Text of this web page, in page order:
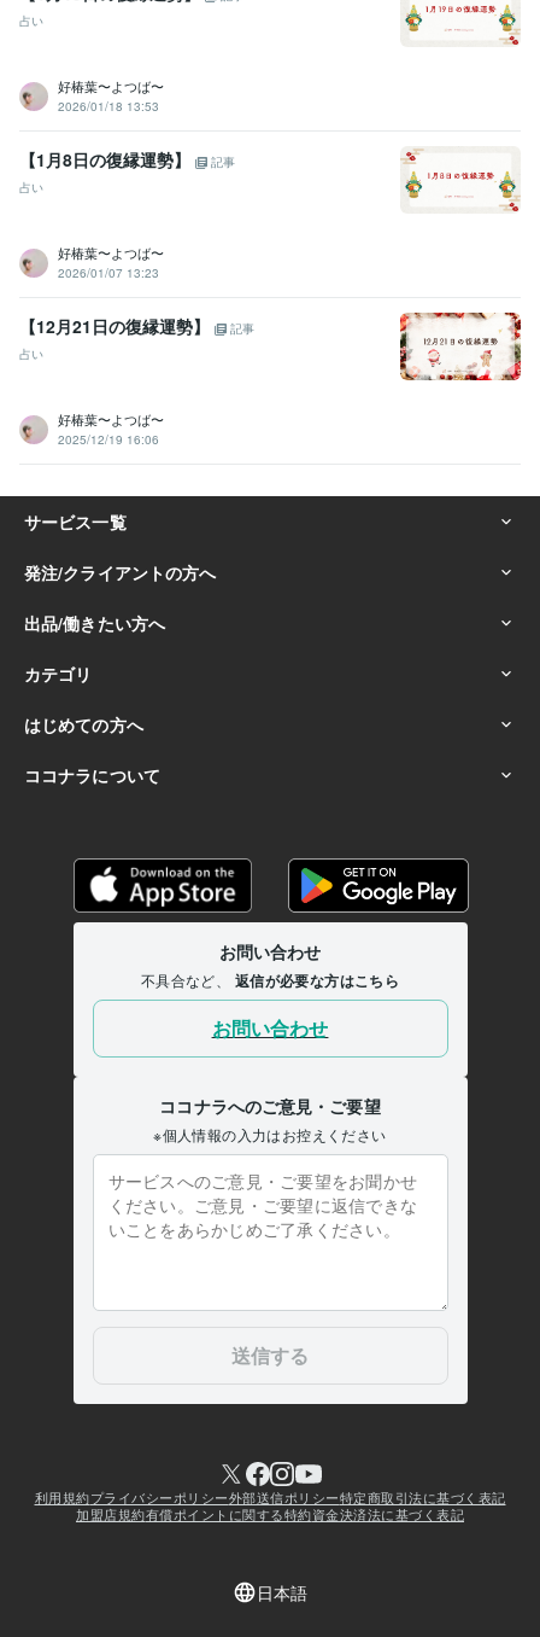
ルノルマンカード占い師:9年
守護霊リーディング:9年
四柱推命:9年
青龍鑑定:9年浄化・結界:9年
人材採用:9年
得意分野
悩み相談・カウンセリング
ツインレイ鑑定 過去世・前世鑑定
学歴
某看護学校卒業 1993年3月 ~ 1997年2月
占い
好椿葉〜よつば〜
2026/01/18 13:53
【1月8日の復縁運勢】
記事
占い
好椿葉〜よつば〜
2026/01/07 13:23
【12月21日の復縁運勢】
記事
占い
好椿葉〜よつば〜
2025/12/19 16:06